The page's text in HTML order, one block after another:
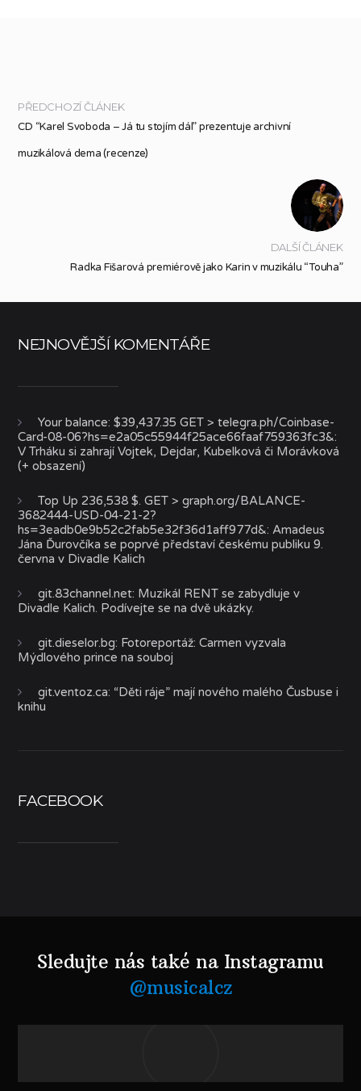
PŘEDCHOZÍ ČLÁNEK
CD “Karel Svoboda – Já tu stojím dál” prezentuje archivní
muzikálová dema (recenze)
DALŠÍ ČLÁNEK
Radka Fišarová premiérově jako Karin v muzikálu “Touha”
NEJNOVĚJŠÍ KOMENTÁŘE
Your balance: $39,437.35 GET > telegra.ph/Coinbase-
Card-08-06?hs=e2a05c55944f25ace66faaf759363fc3&:
V Trháku si zahrají Vojtek, Dejdar, Kubelková či Morávková
(+ obsazení)
Top Up 236,538 $. GET > graph.org/BALANCE-
3682444-USD-04-21-2?
hs=3eadb0e9b52c2fab5e32f36d1aff977d&:Amadeus
Jána Ďurovčíka se poprvé představí českému publiku 9.
června v Divadle Kalich
git.83channel.net: Muzikál RENT se zabydluje v
Divadle Kalich. Podívejte se na dvě ukázky.
git.dieselor.bg: Fotoreportáž: Carmen vyzvala
Mýdlového prince na souboj
git.ventoz.ca: “Děti ráje” mají nového malého Čusbuse i
knihu
FACEBOOK
Sledujte nás také na Instagramu
@musicalcz